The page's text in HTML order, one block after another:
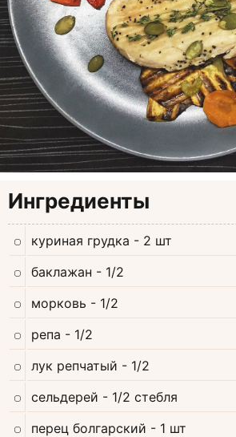
Ингредиенты
куриная грудка - 2 шт
баклажан - 1/2
морковь - 1/2
репа - 1/2
лук репчатый - 1/2
сельдерей - 1/2 стебля
перец болгарский - 1 шт